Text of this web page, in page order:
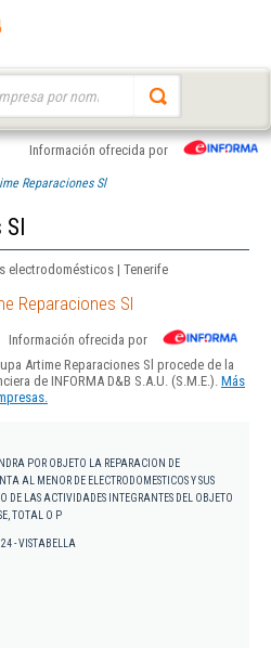
Información ofrecida por
Reparaciones Sl
Sl
electrodomésticos | Tenerife
Reparaciones Sl
Información ofrecida por
Artime Reparaciones Sl procede de la
de INFORMA D&B S.A.U. (S.M.E.). Más
POR OBJETO LA REPARACION DE
AL MENOR DE ELECTRODOMESTICOS Y SUS
DE LAS ACTIVIDADES INTEGRANTES DEL OBJETO
TOTAL O P
- VISTABELLA